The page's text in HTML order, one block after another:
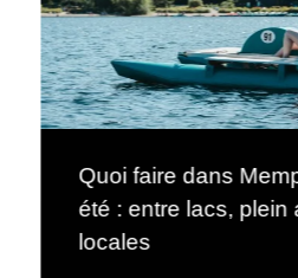
Quoi faire dans
été : entre lacs, plein
locales